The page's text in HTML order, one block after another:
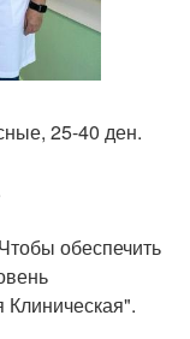
25-40 ден.
обеспечить